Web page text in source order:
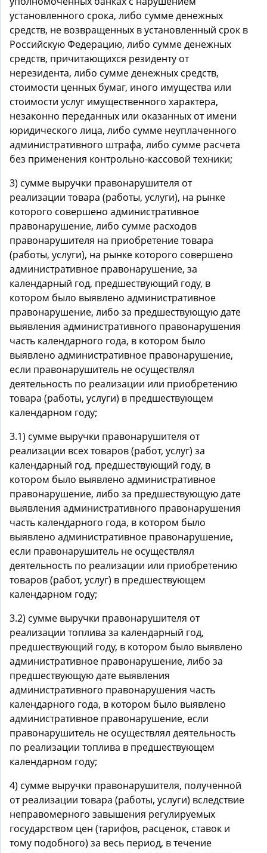
установленного срока, либо сумме денежных
средств, не возвращенных в установленный срок в
Российскую Федерацию, либо сумме денежных
средств, причитающихся резиденту от
нерезидента, либо сумме денежных средств,
стоимости ценных бумаг, иного имущества или
стоимости услуг имущественного характера,
незаконно переданных или оказанных от имени
юридического лица, либо сумме неуплаченного
административного штрафа, либо сумме расчета
без применения контрольно-кассовой техники;
3) сумме выручки правонарушителя от
реализации товара (работы, услуги), на рынке
которого совершено административное
правонарушение, либо сумме расходов
правонарушителя на приобретение товара
(работы, услуги), на рынке которого совершено
административное правонарушение, за
календарный год, предшествующий году, в
котором было выявлено административное
правонарушение, либо за предшествующую дате
выявления административного правонарушения
часть календарного года, в котором было
выявлено административное правонарушение,
если правонарушитель не осуществлял
деятельность по реализации или приобретению
товара (работы, услуги) в предшествующем
календарном году;
3.1) сумме выручки правонарушителя от
реализации всех товаров (работ, услуг) за
календарный год, предшествующий году, в
котором было выявлено административное
правонарушение, либо за предшествующую дате
выявления административного правонарушения
часть календарного года, в котором было
выявлено административное правонарушение,
если правонарушитель не осуществлял
деятельность по реализации или приобретению
товаров (работ, услуг) в предшествующем
календарном году;
3.2) сумме выручки правонарушителя от
реализации топлива за календарный год,
предшествующий году, в котором было выявлено
административное правонарушение, либо за
предшествующую дате выявления
административного правонарушения часть
календарного года, в котором было выявлено
административное правонарушение, если
правонарушитель не осуществлял деятельность
по реализации топлива в предшествующем
календарном году;
4) сумме выручки правонарушителя, полученной
от реализации товара (работы, услуги) вследствие
неправомерного завышения регулируемых
государством цен (тарифов, расценок, ставок и
тому подобного) за весь период, в течение